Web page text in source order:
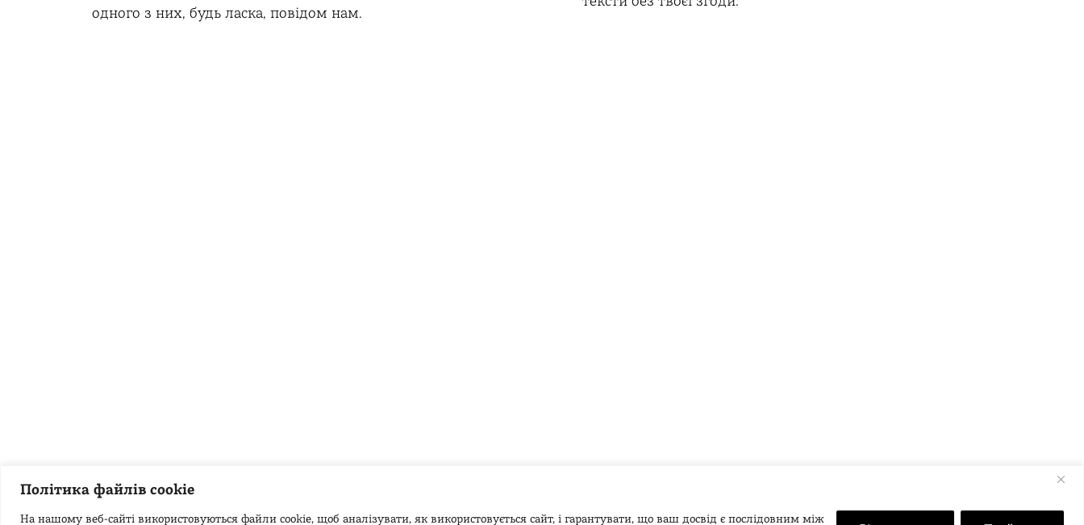
Політика файлів cookie
На нашому веб-сайті використовуються файли cookie, щоб аналізувати, як використовується сайт, і гарантувати, що ваш досвід є послідовним між
одного з них, будь ласка, повідом нам.